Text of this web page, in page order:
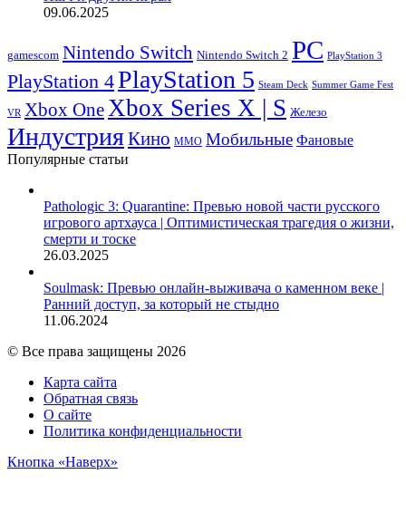
09.06.2025
gamescom Nintendo Switch Nintendo Switch 2 PC PlayStation 3
PlayStation 4PlayStation 5 Steam Deck Summer Game Fest
VR Xbox OneXbox Series X | S Железо
ИндустрияКино ММО Мобильные Фановые
Популярные статьи
Pathologic 3: Quarantine: Превью новой части русского
игрового артхауса | Оптимистическая трагедия о жизни,
смерти и тоске
26.03.2025
Soulmask: Превью онлайн-выживача о каменном веке |
Ранний доступ, за который не стыдно
11.06.2024
© Все права защищены 2026
Карта сайта
Обратная связь
О сайте
Политика конфиденциальности
Кнопка «Наверх»